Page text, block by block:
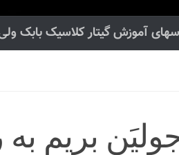
آموزش گیتار کلاسیک بابک
بریم به